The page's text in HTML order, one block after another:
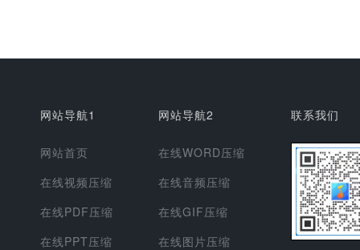
网站导航1
网站首页
在线视频压缩
在线PDF压缩
在线PPT压缩
网站导航2
在线WORD压缩
在线音频压缩
在线GIF压缩
在线图片压缩
联系我们